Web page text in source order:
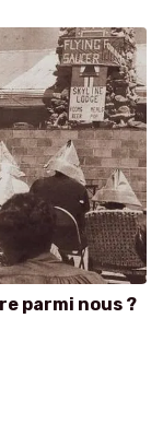
parmi nous ?